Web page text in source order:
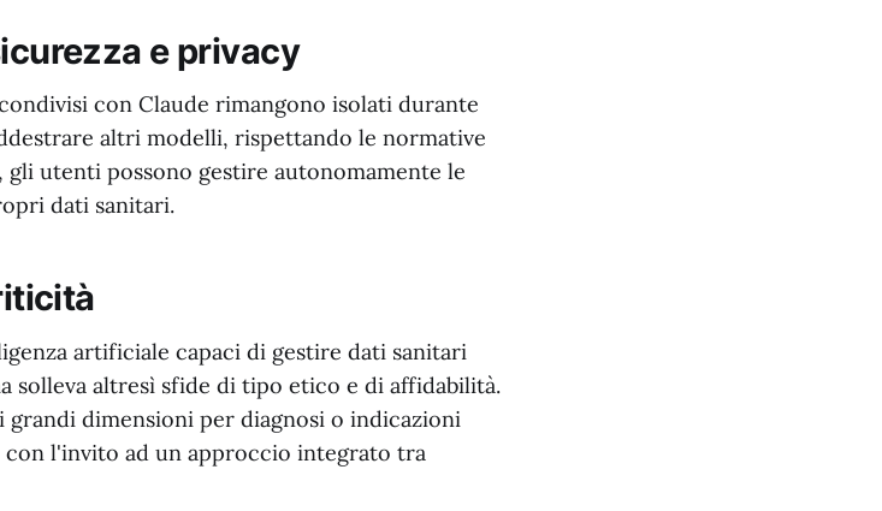
e privacy
con Claude rimangono isolati durante
altri modelli, rispettando le normative
utenti possono gestire autonomamente le
dati sanitari.
artificiale capaci di gestire dati sanitari
solleva altresì sfide di tipo etico e di affidabilità.
dimensioni per diagnosi o indicazioni
l'invito ad un approccio integrato tra